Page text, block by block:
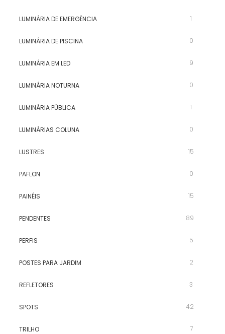
LUMINÁRIA DE EMERGÊNCIA 1
LUMINÁRIA DE PISCINA 0
LUMINÁRIA EM LED 9
LUMINÁRIA NOTURNA 0
LUMINÁRIA PÚBLICA 1
LUMINÁRIAS COLUNA 0
LUSTRES 15
PAFLON 0
PAINÉIS 15
PENDENTES 89
PERFIS 5
POSTES PARA JARDIM 2
REFLETORES 3
SPOTS 42
TRILHO 7